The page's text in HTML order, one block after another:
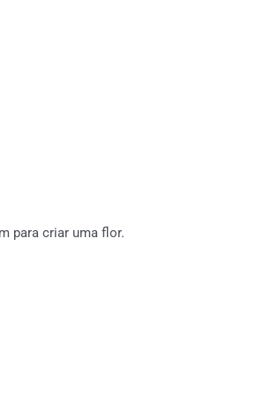
para criar uma flor.